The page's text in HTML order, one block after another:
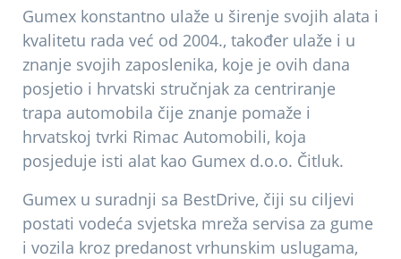
Gumex konstantno ulaže u širenje svojih alata i
kvalitetu rada već od 2004., također ulaže i u
znanje svojih zaposlenika, koje je ovih dana
posjetio i hrvatski stručnjak za centriranje
trapa automobila čije znanje pomaže i
hrvatskoj tvrki Rimac Automobili, koja
posjeduje isti alat kao Gumex d.o.o. Čitluk.
Gumex u suradnji sa BestDrive, čiji su ciljevi
postati vodeća svjetska mreža servisa za gume
i vozila kroz predanost vrhunskim uslugama,